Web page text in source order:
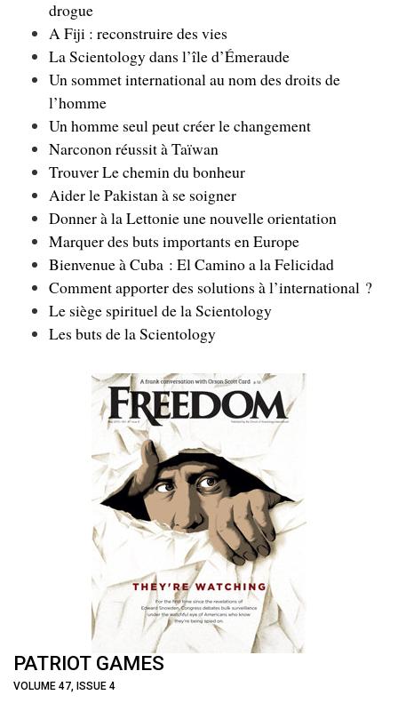
drogue
A Fiji : reconstruire des vies
La Scientology dans l’île d’Émeraude
Un sommet international au nom des droits de
l’homme
Un homme seul peut créer le changement
Narconon réussit à Taïwan
Trouver Le chemin du bonheur
Aider le Pakistan à se soigner
Donner à la Lettonie une nouvelle orientation
Marquer des buts importants en Europe
Bienvenue à Cuba : El Camino a la Felicidad
Comment apporter des solutions à l’international ?
Le siège spirituel de la Scientology
Les buts de la Scientology
PATRIOT GAMES
VOLUME 47, ISSUE 4